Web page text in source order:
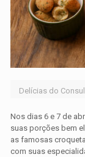
Delícias do
Nos dias 6 e 7 de
suas porções bem
as famosas
com suas